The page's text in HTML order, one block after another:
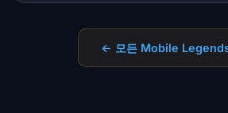
← 모든 Mobile